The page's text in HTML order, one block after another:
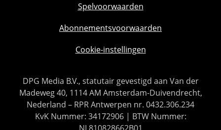
Spelvoorwaarden
Abonnementsvoorwaarden
Cookie-instellingen
DPG Media B.V., statutair gevestigd aan Van der
Madeweg 40, 1114 AM Amsterdam-Duivendrecht,
Nederland – RPR Antwerpen nr. 0432.306.234
KvK Nummer: 34172906 | BTW Nummer:
NL810828662B01